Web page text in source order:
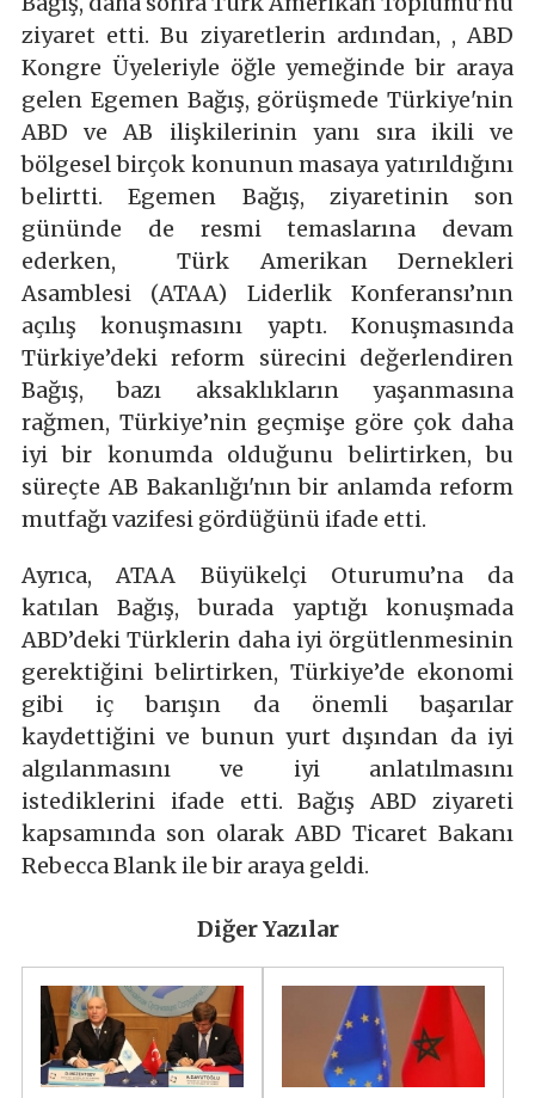
ziyaret etti. Bu ziyaretlerin ardından, , ABD
Kongre Üyeleriyle öğle yemeğinde bir araya
gelen Egemen Bağış, görüşmede Türkiye'nin
ABD ve AB ilişkilerinin yanı sıra ikili ve
bölgesel birçok konunun masaya yatırıldığını
belirtti. Egemen Bağış, ziyaretinin son
gününde de resmi temaslarına devam
ederken, Türk Amerikan Dernekleri
Asamblesi (ATAA) Liderlik Konferansı’nın
açılış konuşmasını yaptı. Konuşmasında
Türkiye’deki reform sürecini değerlendiren
Bağış, bazı aksaklıkların yaşanmasına
rağmen, Türkiye’nin geçmişe göre çok daha
iyi bir konumda olduğunu belirtirken, bu
süreçte AB Bakanlığı'nın bir anlamda reform
mutfağı vazifesi gördüğünü ifade etti.
Ayrıca, ATAA Büyükelçi Oturumu’na da
katılan Bağış, burada yaptığı konuşmada
ABD’deki Türklerin daha iyi örgütlenmesinin
gerektiğini belirtirken, Türkiye’de ekonomi
gibi iç barışın da önemli başarılar
kaydettiğini ve bunun yurt dışından da iyi
algılanmasını ve iyi anlatılmasını
istediklerini ifade etti. Bağış ABD ziyareti
kapsamında son olarak ABD Ticaret Bakanı
Rebecca Blank ile bir araya geldi.
Diğer Yazılar